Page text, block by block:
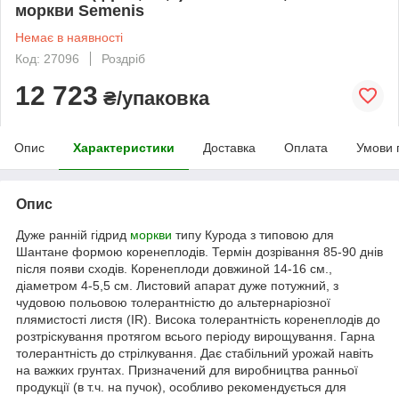
моркви Semenis
Немає в наявності
Код: 27096
Роздріб
12 723 ₴/упаковка
Опис Характеристики Доставка Оплата Умови
Опис
Дуже ранній гідрид моркви типу Курода з типовою для
Шантане формою коренеплодів. Термін дозрівання 85-90 днів
після появи сходів. Коренеплоди довжиной 14-16 см.,
діаметром 4-5,5 см. Листовий апарат дуже потужний, з
чудовою польовою толерантністю до альтернаріозної
плямистості листя (IR). Висока толерантність коренеплодів до
розтріскування протягом всього періоду вирощування. Гарна
толерантність до стрілкування. Дає стабільний урожай навіть
на важких грунтах. Призначений для виробництва ранньої
продукції (в т.ч. на пучок), особливо рекомендується для